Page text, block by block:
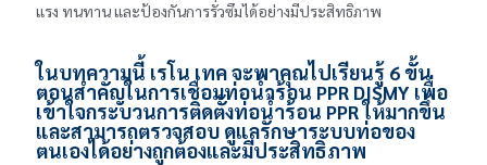
แรง ทนทาน และป้องกันการรั่วซึมได้อย่างมีประสิทธิภาพ
ในบทความนี้ เรโน เทค จะพาคุณไปเรียนรู้ 6 ขั้น
ตอนสำคัญในการเชื่อมท่อน้ำร้อน PPR DISMY เพื่อ
เข้าใจกระบวนการติดตั้งท่อน้ำร้อน PPR ให้มากขึ้น
และสามารถตรวจสอบ ดูแลรักษาระบบท่อของ
ตนเองได้อย่างถูกต้องและมีประสิทธิภาพ